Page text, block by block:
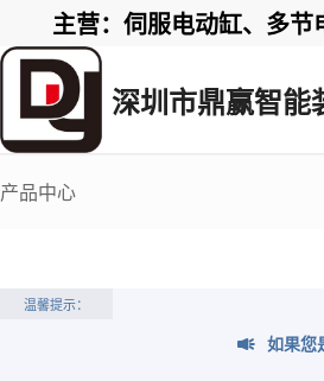
主营：伺服电动缸、多
深圳市鼎赢智能
产品中心
温馨提示：
如果您